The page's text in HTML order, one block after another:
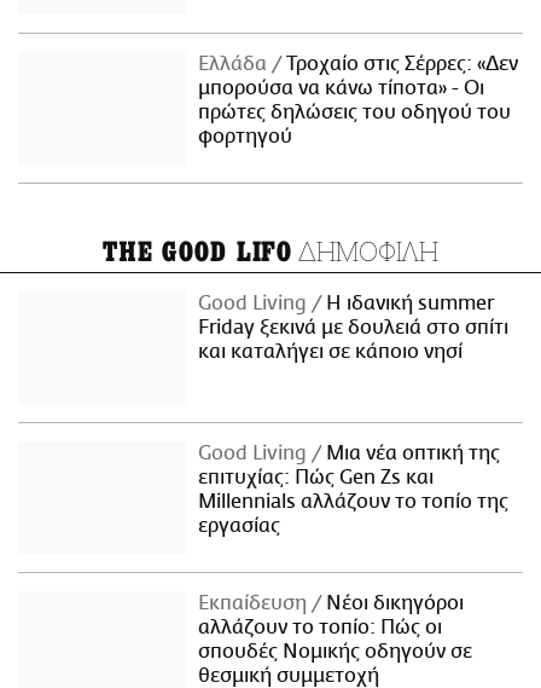
Ελλάδα
Τροχαίο στις Σέρρες: «Δεν
μπορούσα να κάνω τίποτα» - Οι
πρώτες δηλώσεις του οδηγού του
φορτηγού
THE GOOD LIFO ΔΗΜΟΦΙΛΗ
Good Living
Η ιδανική summer
Friday ξεκινά με δουλειά στο σπίτι
και καταλήγει σε κάποιο νησί
Good Living
Μια νέα οπτική της
επιτυχίας: Πώς Gen Zs και
Millennials αλλάζουν το τοπίο της
εργασίας
Εκπαίδευση
Νέοι δικηγόροι
αλλάζουν το τοπίο: Πώς οι
σπουδές Νομικής οδηγούν σε
θεσμική συμμετοχή